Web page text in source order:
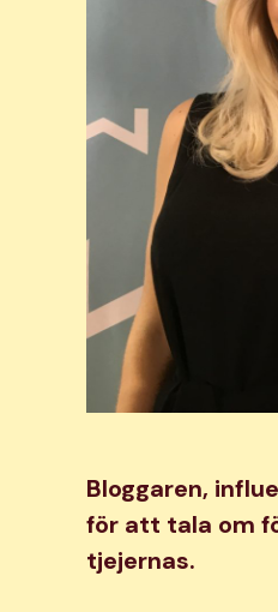
Bloggaren,
för att tala om
tjejernas.